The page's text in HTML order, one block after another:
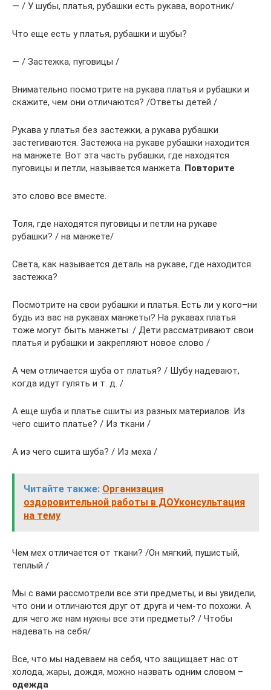
— / У шубы, платья, рубашки есть рукава, воротник/
Что еще есть у платья, рубашки и шубы?
— / Застежка, пуговицы /
Внимательно посмотрите на рукава платья и рубашки и
скажите, чем они отличаются? /Ответы детей /
Рукава у платья без застежки, а рукава рубашки
застегиваются. Застежка на рукаве рубашки находится
на манжете. Вот эта часть рубашки, где находятся
пуговицы и петли, называется манжета. Повторите
это слово все вместе.
Толя, где находятся пуговицы и петли на рукаве
рубашки? / на манжете/
Света, как называется деталь на рукаве, где находится
застежка?
Посмотрите на свои рубашки и платья. Есть ли у кого–ни
будь из вас на рукавах манжеты? На рукавах платья
тоже могут быть манжеты. / Дети рассматривают свои
платья и рубашки и закрепляют новое слово /
А чем отличается шуба от платья? / Шубу надевают,
когда идут гулять и т. д. /
А еще шуба и платье сшиты из разных материалов. Из
чего сшито платье? / Из ткани /
А из чего сшита шуба? / Из меха /
Читайте также: Организация
оздоровительной работы в ДОУконсультация
на тему
Чем мех отличается от ткани? /Он мягкий, пушистый,
теплый /
Мы с вами рассмотрели все эти предметы, и вы увидели,
что они и отличаются друг от друга и чем-то похожи. А
для чего же нам нужны все эти предметы? / Чтобы
надевать на себя/
Все, что мы надеваем на себя, что защищает нас от
холода, жары, дождя, можно назвать одним словом –
одежда